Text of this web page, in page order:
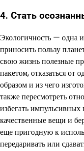
4. Стать
Экологичность — одна
приносить пользу
свою жизнь полезные
пакетом, отказаться от
образом и из чего
также пересмотреть
избегать импульсивных
качественные вещи и
еще пригодную к
передаривать или